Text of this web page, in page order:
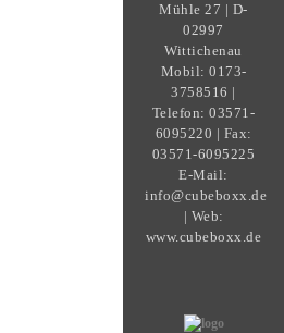
Mühle 27 | D-
02997
Wittichenau
Mobil: 0173-
3758516 |
Telefon: 03571-
6095220 | Fax:
03571-6095225
E-Mail:
info@cubeboxx.de
| Web:
www.cubeboxx.de